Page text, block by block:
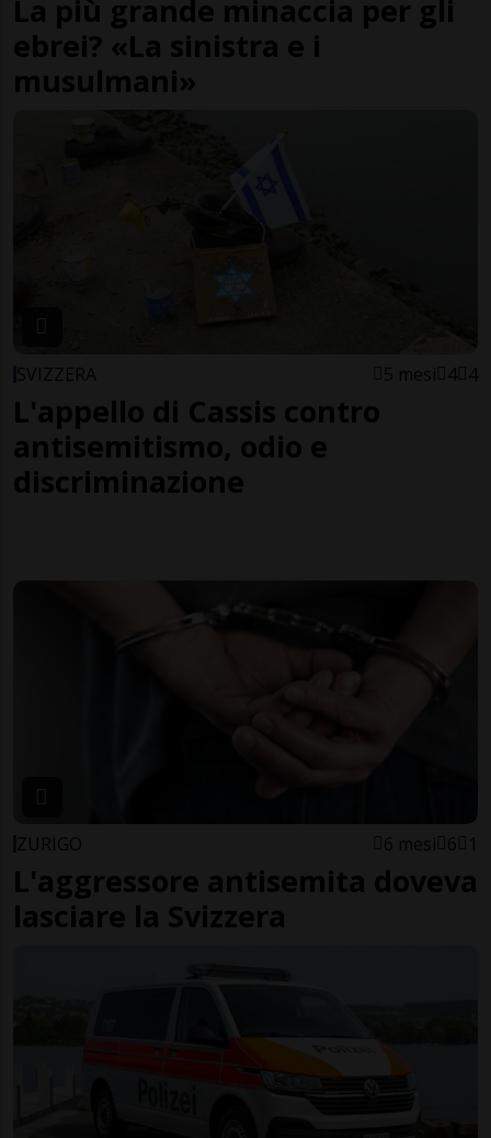
La più grande minaccia per gli
ebrei? «La sinistra e i
musulmani»
SVIZZERA 5 mesi 4 4
L'appello di Cassis contro
antisemitismo, odio e
discriminazione
ZURIGO 6 mesi 6 1
L'aggressore antisemita doveva
lasciare la Svizzera